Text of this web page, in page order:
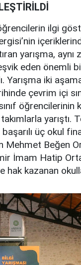
ilgi
yarışma, aynı
eden önemli
iki
çevrim içi
öğrencilerinin
yarıştı.
üç okul
Mehmet Beğen
İmam Hatip
hak kazanan